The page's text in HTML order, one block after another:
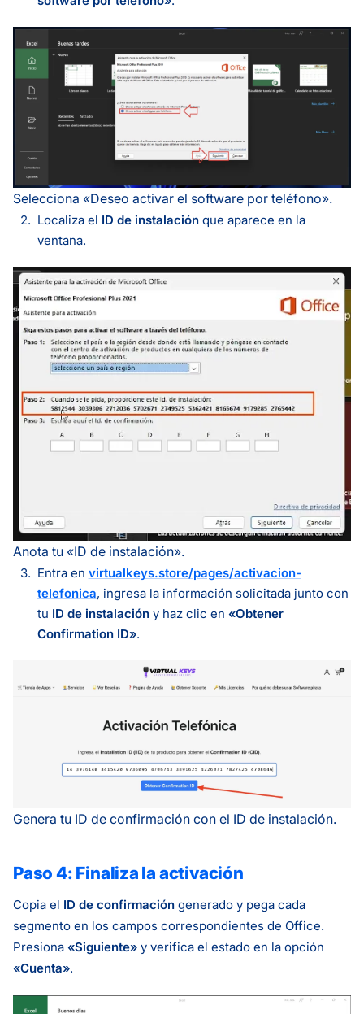
Selecciona «Deseo activar el software por teléfono».
Localiza el ID de instalaciónque aparece en la
ventana.
Anota tu «ID de instalación».
Entra en virtualkeys.store/pages/activacion-
telefonica, ingresa la información solicitada junto con
tu ID de instalacióny haz clic en «Obtener
Confirmation ID».
Genera tu ID de confirmación con el ID de instalación.
Paso 4: Finaliza la activación
Copia el ID de confirmación generado y pega cada
segmento en los campos correspondientes de Office.
Presiona«Siguiente» y verifica el estado en la opción
«Cuenta».